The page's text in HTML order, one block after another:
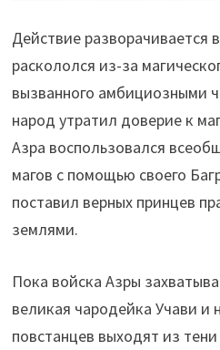
Действие разворачивается
раскололся из-за
вызванного амбициозными
народ утратил доверие к
Азра воспользовался
магов с помощью своего
поставил верных принцев
землями.
Пока войска Азры
великая чародейка Учави и
повстанцев выходят из